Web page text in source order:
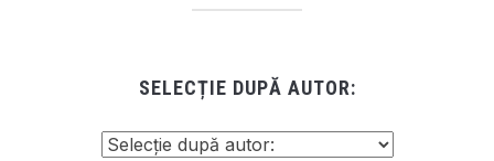
SELECȚIE DUPĂ AUTOR: